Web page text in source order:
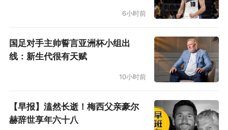
习着怎么在一支新球队里打球，他努力学习着怎
德再次拿到月最佳新秀后，国王主帅乔尔格这样
评价他。“他正在进步，在和森林狼的比赛中，希
尔德打出了赛季最佳的表现。你们也知道，他是
表现。”
6小时前
国足对手主帅誓言亚洲杯小组出
线：新生代很有天赋
10小时前
【早报】溘然长逝！梅西父亲豪尔
赫辞世享年六十八